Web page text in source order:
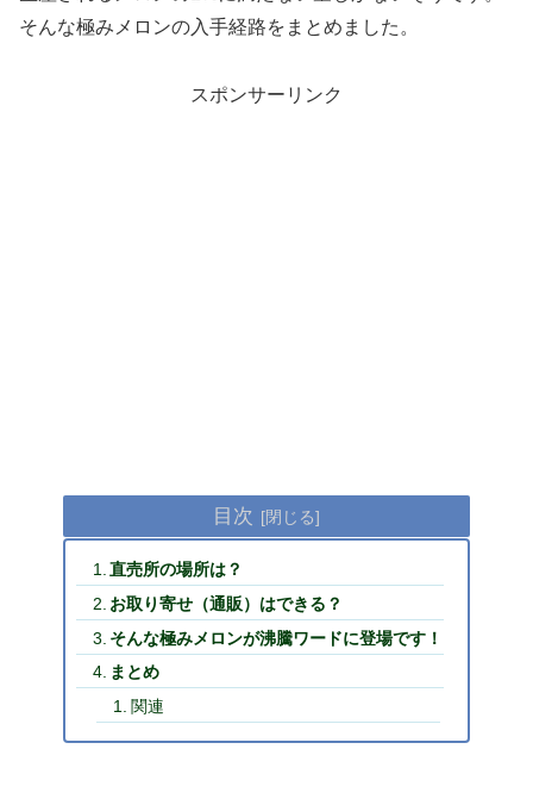
そんな極みメロンの入手経路をまとめました。
スポンサーリンク
目次
直売所の場所は？
お取り寄せ（通販）はできる？
そんな極みメロンが沸騰ワードに登場です！
まとめ
関連